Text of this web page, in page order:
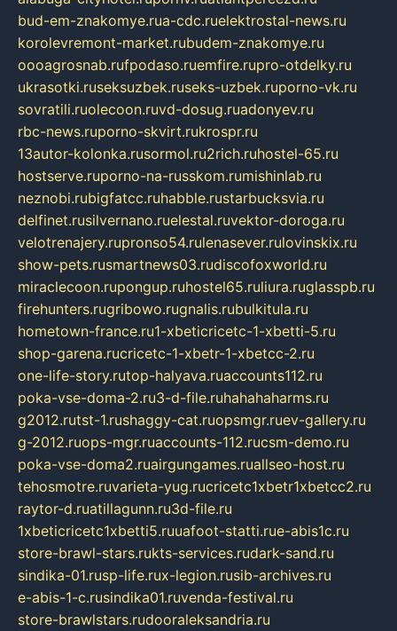
bud-em-znakomye.rua-cdc.ruelektrostal-news.ru
korolevremont-market.rubudem-znakomye.ru
oooagrosnab.rufpodaso.ruemfire.rupro-otdelky.ru
ukrasotki.ruseksuzbek.ruseks-uzbek.ruporno-vk.ru
sovratili.ruolecoon.ruvd-dosug.ruadonyev.ru
rbc-news.ruporno-skvirt.rukrospr.ru
13autor-kolonka.rusormol.ru2rich.ruhostel-65.ru
hostserve.ruporno-na-russkom.rumishinlab.ru
neznobi.rubigfatcc.ruhabble.rustarbucksvia.ru
delfinet.rusilvernano.ruelestal.ruvektor-doroga.ru
velotrenajery.rupronso54.rulenasever.rulovinskix.ru
show-pets.rusmartnews03.rudiscofoxworld.ru
miraclecoon.rupongup.ruhostel65.ruliura.ruglasspb.ru
firehunters.rugribowo.rugnalis.rubulkitula.ru
hometown-france.ru1-xbeticricetc-1-xbetti-5.ru
shop-garena.rucricetc-1-xbetr-1-xbetcc-2.ru
one-life-story.rutop-halyava.ruaccounts112.ru
poka-vse-doma-2.ru3-d-file.ruhahahaharms.ru
g2012.rutst-1.rushaggy-cat.ruopsmgr.ruev-gallery.ru
g-2012.ruops-mgr.ruaccounts-112.rucsm-demo.ru
poka-vse-doma2.ruairgungames.ruallseo-host.ru
tehosmotre.ruvarieta-yug.rucricetc1xbetr1xbetcc2.ru
raytor-d.ruatillagunn.ru3d-file.ru
1xbeticricetc1xbetti5.ruuafoot-statti.rue-abis1c.ru
store-brawl-stars.rukts-services.rudark-sand.ru
sindika-01.rusp-life.rux-legion.rusib-archives.ru
e-abis-1-c.rusindika01.ruvenda-festival.ru
store-brawlstars.rudooraleksandria.ru